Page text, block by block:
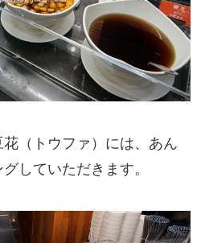
（トウファ）には、あん
していただきます。